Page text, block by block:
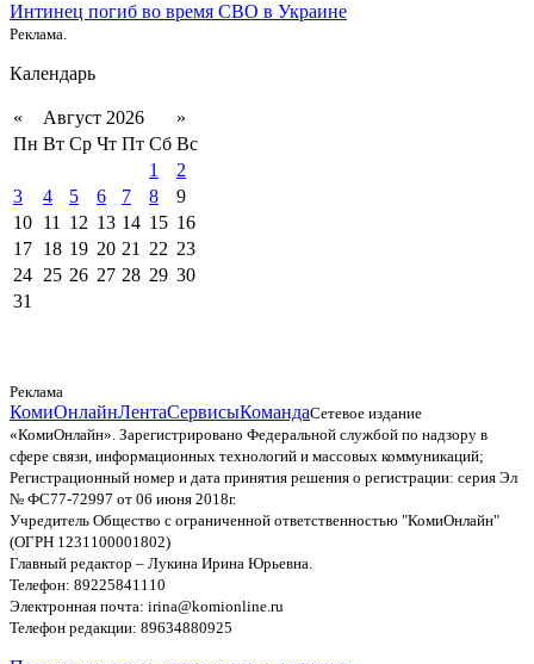
Интинец погиб во время СВО в Украине
Реклама.
Календарь
« Август 2026
»
Пн Вт Ср Чт Пт Сб Вс
1
2
3
4 5 6 7 8
9
10 11 12 13 14 15 16
17 18 19 20 21 22 23
24 25 26 27 28 29 30
31
Реклама
КомиОнлайнЛентаСервисыКомандаСетевое издание
«КомиОнлайн». Зарегистрировано Федеральной службой по надзору в
сфере связи, информационных технологий и массовых коммуникаций;
Регистрационный номер и дата принятия решения о регистрации: серия Эл
№ ФС77-72997 от 06 июня 2018г.
Учредитель Общество с ограниченной ответственностью "КомиОнлайн"
(ОГРН 1231100001802)
Главный редактор – Лукина Ирина Юрьевна.
Телефон: 89225841110
Электронная почта: irina@komionline.ru
Телефон редакции: 89634880925